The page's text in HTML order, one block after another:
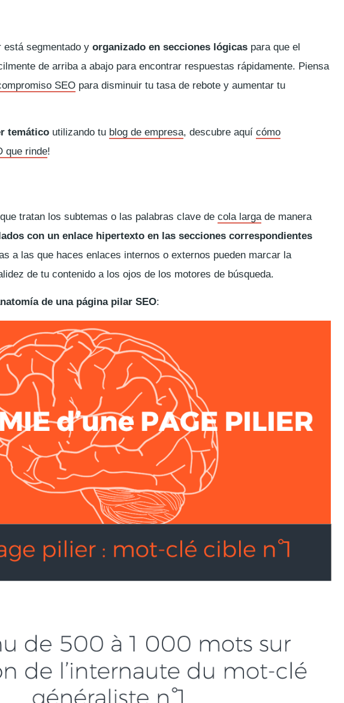
está segmentado y organizado en secciones lógicas para que el
de arriba a abajo para encontrar respuestas rápidamente. Piensa
SEO para disminuir tu tasa de rebote y aumentar tu
temático utilizando tu blog de empresa, descubre aquí cómo
que rinde!
tratan los subtemas o las palabras clave de cola largade manera
con un enlace hipertexto en las secciones correspondientes
a las que haces enlaces internos o externos pueden marcar la
de tu contenido a los ojos de los motores de búsqueda.
de una página pilar SEO: